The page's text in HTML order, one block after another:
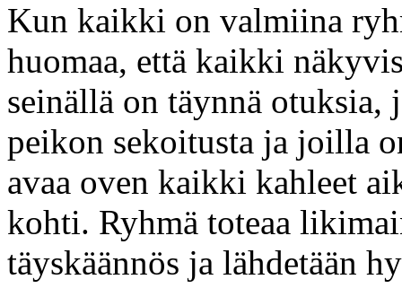
Kun kaikki on valmiina
huomaa, että kaikki
seinällä on täynnä otuksia,
peikon sekoitusta ja joilla
avaa oven kaikki kahleet
kohti. Ryhmä toteaa
täyskäännös ja lähdetään